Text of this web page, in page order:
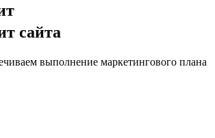
сайта
выполнение маркетингового плана